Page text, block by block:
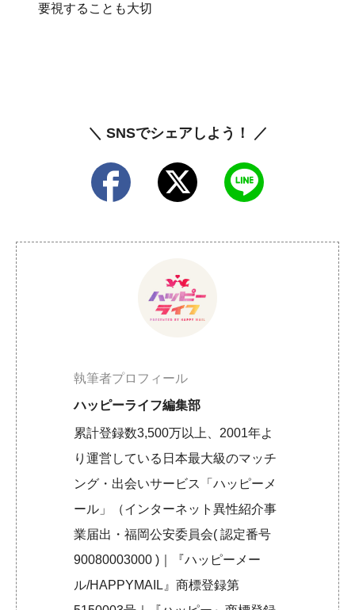
要視することも大切
＼ SNSでシェアしよう！ ／
執筆者プロフィール
ハッピーライフ編集部
累計登録数3,500万以上、2001年よ
り運営している日本最大級のマッチ
ング・出会いサービス「ハッピーメ
ール」（インターネット異性紹介事
業届出・福岡公安委員会( 認定番号
90080003000 )｜『ハッピーメー
ル/HAPPYMAIL』商標登録第